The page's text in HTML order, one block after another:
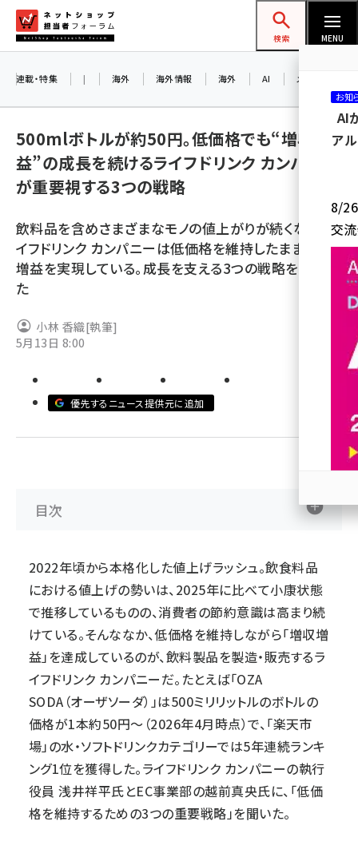
ン
ネットショップ担当者フォーラム
検索 MENU
amazon (2249)
楽天 (1871)
ecbeing (1207)
base (1077)
revico (740)
連載・特集 | 海外 海外情報 海外 AI メタバース
500mlボトルが約50円。低価格でも“増収増
益”の成長を続けるライフドリンク カンパニー
が重要視する3つの戦略
飲料品を含めさまざまなモノの値上がりが続くなか、ラ
イフドリンク カンパニーは低価格を維持したまま増収
増益を実現している。成長を支える3つの戦略を取材し
た
小林 香織[執筆]
5月13日 8:00
優先するニュース提供元に追加
目次
2022年頃から本格化した値上げラッシュ。飲食料品
における値上げの勢いは、2025年に比べて小康状態
で推移しているものの、消費者の節約意識は高まり続
けている。そんななか、低価格を維持しながら「増収増
益」を達成しているのが、飲料製品を製造・販売するラ
イフドリンク カンパニーだ。たとえば「OZA
SODA（オーザソーダ）」は500ミリリットルのボトルの
価格が1本約50円～（2026年4月時点）で、「楽天市
場」の水・ソフトドリンクカテゴリーでは5年連続ランキ
ング1位を獲得した。ライフドリンク カンパニーの執行
役員 浅井祥平氏とEC事業部の越前真央氏に、「低価
格を維持するための3つの重要戦略」を聞いた。
お知
AI
ア
8/26
交
参